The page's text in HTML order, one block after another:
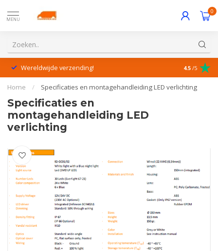
MENU
0
Wereldwijde verzending! 4.5 /5
Home / Specificaties en montagehandleiding LED verlichting
Specificaties en
montagehandleiding LED
verlichting